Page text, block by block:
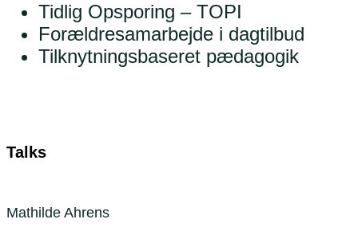
Tidlig Opsporing – TOPI
Forældresamarbejde i dagtilbud
Tilknytningsbaseret pædagogik
Talks
Mathilde Ahrens